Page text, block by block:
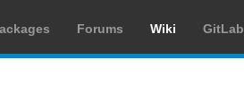
Forums Wiki GitLab